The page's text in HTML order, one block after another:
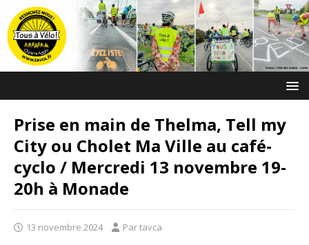
Prise en main de Thelma, Tell my
City ou Cholet Ma Ville au café-
cyclo / Mercredi 13 novembre 19-
20h à Monade
13 novembre 2024 Par tavca